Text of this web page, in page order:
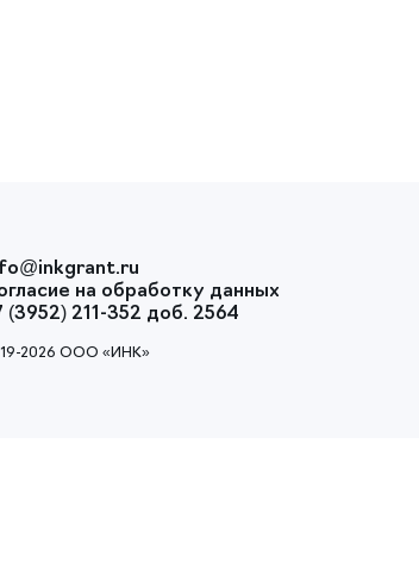
на обработку данных
(3952) 211-352 доб. 2564
2026 ООО «ИНК»